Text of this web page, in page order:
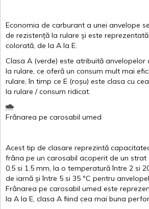
Economia de carburant a unei anvelope
de rezistență la rulare și este reprezentată
colorată, de la A la E.
Clasa A (verde) este atribuită anvelopelor
la rulare, ce oferă un consum mult mai
rulare,în timp ce E (roșu) este clasa cu cea
la rulare /consum ridicat.
Frânarea pe carosabil umed
Acest tip de clasare reprezintă
frâna pe un carosabil acoperit de un strat
0.5 si 1.5 mm, la o temperatură între 2 si
de iarnă și între 5 si 35 ºC pentru
Frânarea pe carosabil umed este
la A la E, clasa A fiind cea mai buna